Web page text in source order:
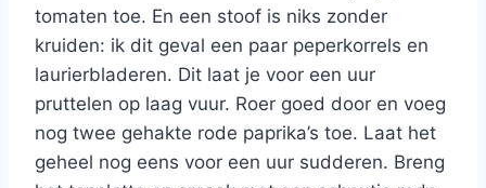
tomaten toe. En een stoof is niks zonder
kruiden: ik dit geval een paar peperkorrels en
laurierbladeren. Dit laat je voor een uur
pruttelen op laag vuur. Roer goed door en voeg
nog twee gehakte rode paprika’s toe. Laat het
geheel nog eens voor een uur sudderen. Breng